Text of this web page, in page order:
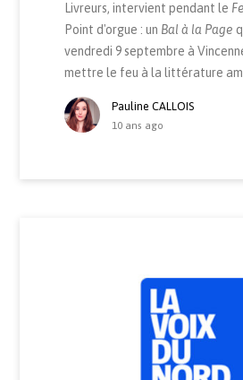
Livreurs, intervient pendant le
Point d'orgue : un Bal à la Page
vendredi 9 septembre à
mettre le feu à la littérature
Pauline CALLOIS
10 ans ago